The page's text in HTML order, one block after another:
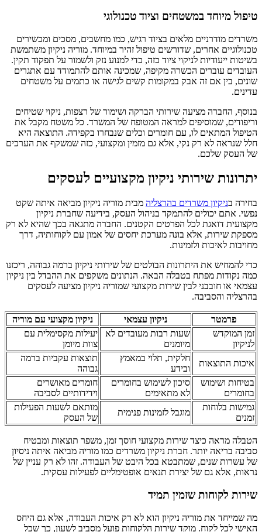
טיפול מיוחד במשטחים וציוד טכנולוגי
משרדים מודרניים מלאים בציוד רגיש, כמו מחשבים, מסכים ומכשירים
טכנולוגיים אחרים, שדורשים טיפול זהיר במיוחד. מוריה ניקיון משתמשת
בשיטות ייעודיות לניקוי ציוד כזה, כדי למנוע נזק ולשמור על תפקוד תקין.
העובדים עוברים הכשרה מקיפה, שמכינה אותם להתמודד עם אתגרים
שונים, בין אם זה אבק במקומות קשים לגישה או כתמים על משטחים
עדינים.
בנוסף, החברה מציעה שירותי הברקה ושימור של רצפות, ניקוי שטיחים
וריפודים, שמוסיפים למראה המטופח של המשרד. כל משטח מקבל את
הטיפול המתאים לו, עם חומרים וכלים שנבחרו בקפידה. התוצאה היא
חלל שנראה לא רק נקי, אלא גם מזמין ומקצועי, כזה שמשקף את הערכים
של העסק שלכם.
יתרונות שירותי ניקיון מקצועיים לעסקים
בחירה בניקיון משרדים בהרצליה מבית מוריה ניקיון מביאה איתה שקט
נפשי. אתם יכולים להתמקד בניהול העסק, בידיעה שחברת ניקיון
מקצועית דואגת לכל הפרטים הקטנים. החברה מתגאה בכך שהיא לא רק
מספקת שירות, אלא בונה מערכת יחסים של אמון עם לקוחותיה, דרך
מחויבות לאיכות ולזמינות.
כדי להמחיש את היתרונות הבולטים של שירותי ניקיון ברמה גבוהה, ריכזנו
כמה נקודות מפתח בטבלה הבאה. הנתונים משקפים את ההבדל בין ניקיון
עצמאי או חובבני לבין שירות מקצועי שמוריה ניקיון מציעה לעסקים
בהרצליה והסביבה.
פרמטר ניקיון עצמאי
ניקיון מקצועי עם מוריה
זמן המוקדש
לניקיון
שעות רבות מעובדים לא
מיומנים
יעילות מקסימלית עם
צוות מיומן
איכות התוצאות
חלקית, תלוי במאמץ
ובידע
תוצאות עקביות ברמה
גבוהה
בטיחות ושימוש
בחומרים
סיכון לשימוש בחומרים
לא מתאימים
חומרים מאושרים
וידידותיים לסביבה
גמישות בלוחות
זמנים
מוגבל לזמינות פנימית
מותאם לשעות הפעילות
של העסק
הטבלה מראה כיצד שירות מקצועי חוסך זמן, משפר תוצאות ומבטיח
סביבה בריאה יותר. חברת ניקיון משרדים כמו מוריה מביאה איתה ניסיון
של עשרות שנים, שמתבטא בכל היבט של העבודה. זהו לא רק עניין של
נראות, אלא גם של יצירת תנאים אופטימליים לפעילות עסקית.
שירות לקוחות שזמין תמיד
מה שמייחד את מוריה ניקיון הוא לא רק איכות העבודה, אלא גם היחס
האישי לכל לקוח. מוקד שירות הלקוחות פועל מסביב לשעון, כך שכל